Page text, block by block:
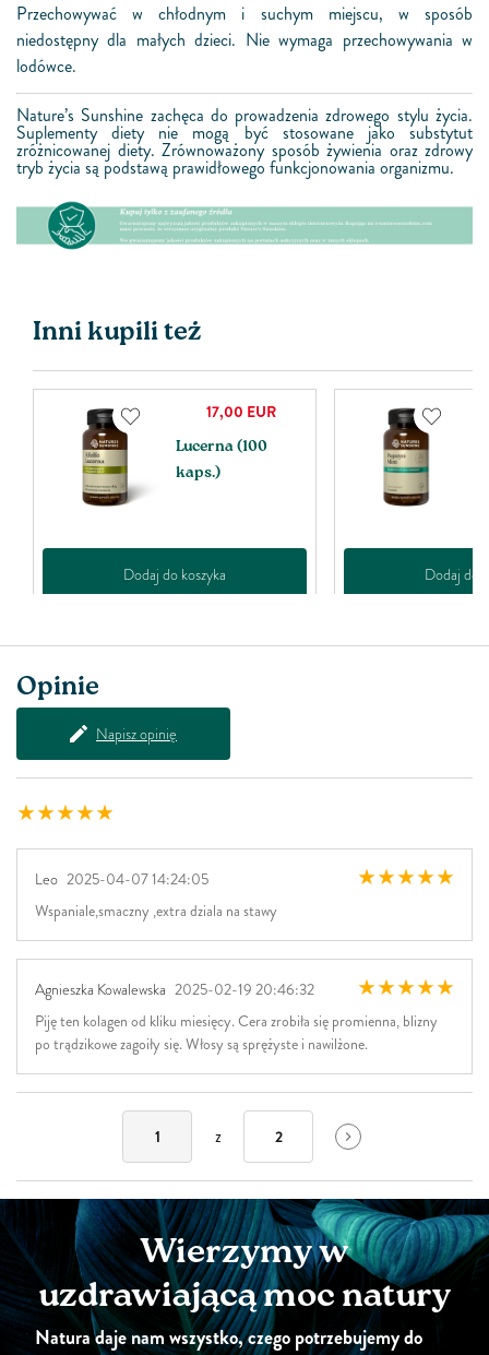
Przechowywać w chłodnym i suchym miejscu, w sposób
niedostępny dla małych dzieci. Nie wymaga przechowywania w
lodówce.
Nature’s Sunshine zachęca do prowadzenia zdrowego stylu życia.
Suplementy diety nie mogą być stosowane jako substytut
zróżnicowanej diety. Zrównoważony sposób żywienia oraz zdrowy
tryb życia są podstawą prawidłowego funkcjonowania organizmu.
Inni kupili też
17,00 EUR
Lucerna (100
kaps.)
Dodaj do koszyka Dodaj do
Opinie
Napisz opinię
Leo 2025-04-07 14:24:05
Wspaniale,smaczny ,extra dziala na stawy
Agnieszka Kowalewska 2025-02-19 20:46:32
Piję ten kolagen od kliku miesięcy. Cera zrobiła się promienna, blizny
po trądzikowe zagoiły się. Włosy są sprężyste i nawilżone.
1 z 2
Wierzymy w
uzdrawiającą moc natury
Natura daje nam wszystko, czego potrzebujemy do